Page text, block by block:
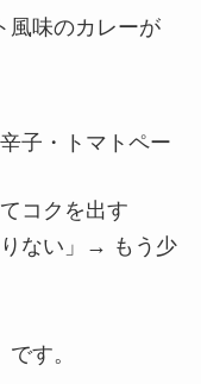
風味のカレーが
辛子・トマトペー
コクを出す
りない」→ もう少
す。